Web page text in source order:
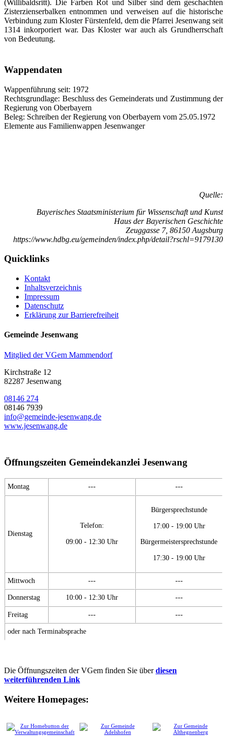
(Willibaldsritt). Die Farben Rot und Silber sind dem geschachten
Zisterzienserbalken entnommen und verweisen auf die historische
Verbindung zum Kloster Fürstenfeld, dem die Pfarrei Jesenwang seit
1314 inkorporiert war. Das Kloster war auch als Grundherrschaft
von Bedeutung.
Wappendaten
Wappenführung seit: 1972
Rechtsgrundlage: Beschluss des Gemeinderats und Zustimmung der
Regierung von Oberbayern
Beleg: Schreiben der Regierung von Oberbayern vom 25.05.1972
Elemente aus Familienwappen Jesenwanger
Quelle:
Bayerisches Staatsministerium für Wissenschaft und Kunst
Haus der Bayerischen Geschichte
Zeuggasse 7, 86150 Augsburg
https://www.hdbg.eu/gemeinden/index.php/detail?rschl=9179130
Quicklinks
Kontakt
Inhaltsverzeichnis
Impressum
Datenschutz
Erklärung zur Barrierefreiheit
Gemeinde Jesenwang
Mitglied der VGem Mammendorf
Kirchstraße 12
82287 Jesenwang
08146 274
08146 7939
info@gemeinde-jesenwang.de
www.jesenwang.de
Öffnungszeiten Gemeindekanzlei Jesenwang
Montag --- ---
Dienstag
Telefon:
09:00 - 12:30 Uhr
Bürgersprechstunde
17:00 - 19:00 Uhr
Bürgermeistersprechstunde
17:30 - 19:00 Uhr
Mittwoch --- ---
Donnerstag 10:00 - 12:30 Uhr ---
Freitag --- ---
oder nach Terminabsprache
Die Öffnungszeiten der VGem finden Sie überdiesen
weiterführenden Link
Weitere Homepages: